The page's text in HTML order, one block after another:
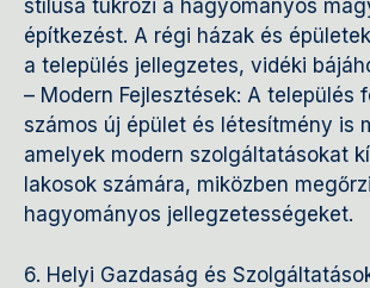
stílusa tükrözi a hagyományos
építkezést. A régi házak és
a település jellegzetes, vidéki
– Modern Fejlesztések: A település
számos új épület és létesítmény is
amelyek modern szolgáltatásokat
lakosok számára, miközben
hagyományos jellegzetességeket.
6. Helyi Gazdaság és